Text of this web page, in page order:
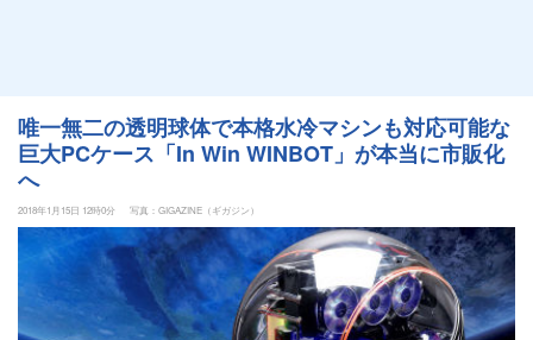
唯一無二の透明球体で本格水冷マシンも対応可能な
巨大PCケース「In Win WINBOT」が本当に市販化
へ
2018年1月15日 12時0分 写真：GIGAZINE（ギガジン）